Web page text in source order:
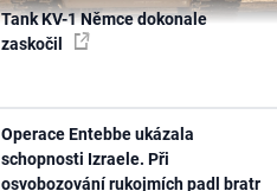
Tank KV-1 Němce dokonale
zaskočil
Operace Entebbe ukázala
schopnosti Izraele. Při
osvobozování rukojmích padl bratr